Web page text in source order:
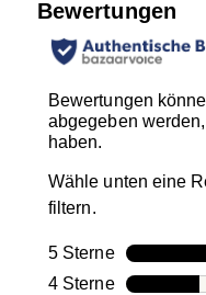
Bewertungen
Bewertungen
abgegeben
haben.
Wähle unten eine
filtern.
5 SterneSterne
4 SterneSterne